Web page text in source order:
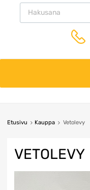
Products search
content
Etusivu Kauppa Vetolevy
VETOLEVY